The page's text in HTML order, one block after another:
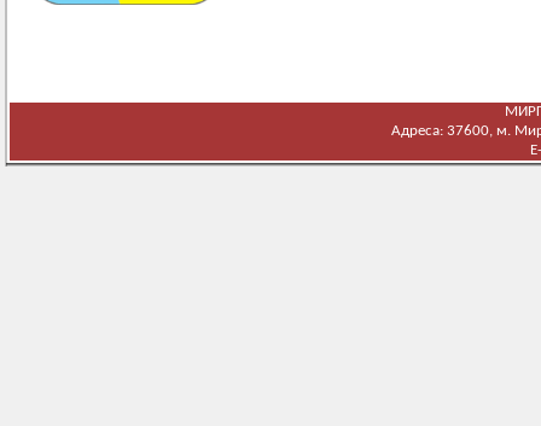
Адреса: 37600, м.